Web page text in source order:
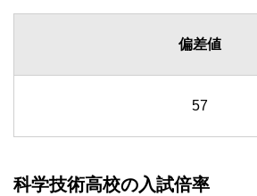
偏差値
57
科学技術高校の入試倍率